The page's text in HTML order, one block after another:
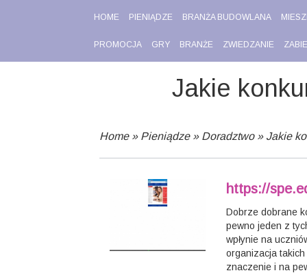
HOME PIENIĄDZE BRANŻA BUDOWLANA
PROMOCJA GRY BRANŻE ZWIEDZANIE
Jakie
Home» Pieniądze» Doradztwo» Jakie
https://
Dobrze dobrane
pewno jeden z
wpłynie na
organizacja
znaczenie i na